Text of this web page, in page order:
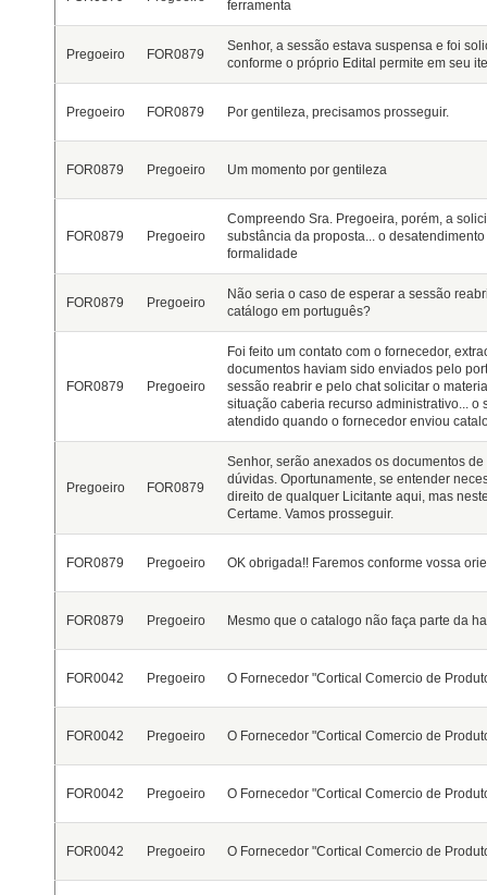
ferramenta
Pregoeiro FOR0879
Senhor, a sessão estava suspensa e foi
conforme o próprio Edital permite em seu
Pregoeiro FOR0879 Por gentileza, precisamos prosseguir.
FOR0879 Pregoeiro Um momento por gentileza
FOR0879 Pregoeiro
Compreendo Sra. Pregoeira, porém, a
substância da proposta... o
formalidade
FOR0879 Pregoeiro
Não seria o caso de esperar a sessão
catálogo em português?
FOR0879 Pregoeiro
Foi feito um contato com o fornecedor,
documentos haviam sido enviados pelo
sessão reabrir e pelo chat solicitar o
situação caberia recurso administrativo...
atendido quando o fornecedor enviou
Pregoeiro FOR0879
Senhor, serão anexados os documentos
dúvidas. Oportunamente, se entender
direito de qualquer Licitante aqui, mas
Certame. Vamos prosseguir.
FOR0879 Pregoeiro OK obrigada!! Faremos conforme vossa
FOR0879 Pregoeiro Mesmo que o catalogo não faça parte da
FOR0042 Pregoeiro O Fornecedor "Cortical Comercio de
FOR0042 Pregoeiro O Fornecedor "Cortical Comercio de
FOR0042 Pregoeiro O Fornecedor "Cortical Comercio de
FOR0042 Pregoeiro O Fornecedor "Cortical Comercio de